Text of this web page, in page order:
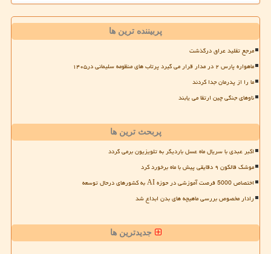
پربیننده ترین ها
مرجع تقلید عراق درگذشت
ماهواره پارس ۲ در مدار قرار می گیرد پرتاب های منظومه سلیمانی در۱۴۰۵
ما را از پدرمان جدا کردند
ناوهای جنگی چین ارتقا می یابند
پربحث ترین ها
اکبر عبدی با سریال ماه عسل باردیگر به تلویزیون برمی گردد
موشک فالکون ۹ دقایقی پیش با ماه برخورد کرد
اختصاص 5000 فرصت آموزشی در حوزه AI به کشورهای درحال توسعه
رادار مخصوص بررسی ماهیچه های بدن ابداع شد
جدیدترین ها